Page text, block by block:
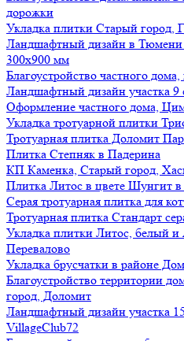
дорожки
Укладка плитки Старый город,
Ландшафтный дизайн в Тюмени
300х900 мм
Благоустройство частного
Ландшафтный дизайн участка 9
Оформление частного дома,
Укладка тротуарной плитки
Тротуарная плитка Доломит
Плитка Степняк в Падерина
КП Каменка, Старый город,
Плитка Литос в цвете Шунгит
Серая тротуарная плитка для
Тротуарная плитка Стандарт
Укладка плитки Литос, белый и
Перевалово
Укладка брусчатки в районе
Благоустройство территории
город, Доломит
Ландшафтный дизайн участка
VillageClub72